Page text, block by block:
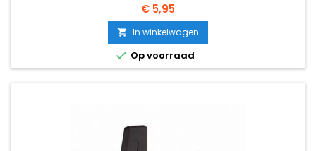
Prijs
€ 5,95
 In winkelwagen
 Op voorraad